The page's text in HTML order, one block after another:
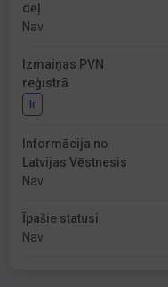
dēļ
Nav
Izmaiņas PVN
reģistrā
Ir
Informācija no
Latvijas Vēstnesis
Nav
Īpašie statusi
Nav